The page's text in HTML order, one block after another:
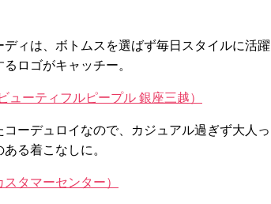
ィは、ボトムスを選ばず毎日スタイルに活躍
ロゴがキャッチー。
ーティフルピープル 銀座三越）
ーデュロイなので、カジュアル過ぎず大人っ
る着こなしに。
タマーセンター）